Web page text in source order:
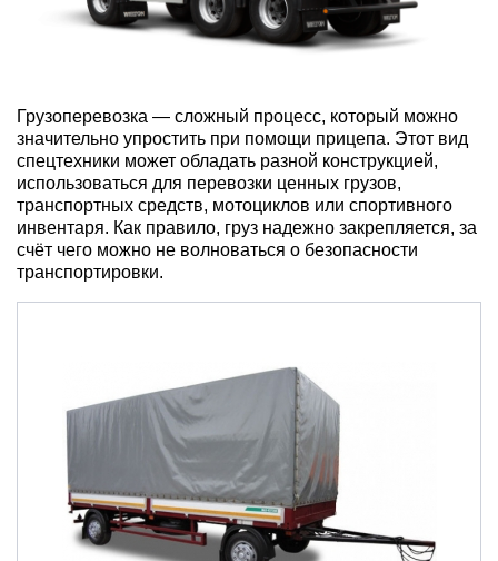
ЗАДАТЬ ВОПРОС ua ru
Грузоперевозка — сложный процесс, который можно
значительно упростить при помощи прицепа. Этот вид
спецтехники может обладать разной конструкцией,
использоваться для перевозки ценных грузов,
транспортных средств, мотоциклов или спортивного
инвентаря. Как правило, груз надежно закрепляется, за
счёт чего можно не волноваться о безопасности
транспортировки.